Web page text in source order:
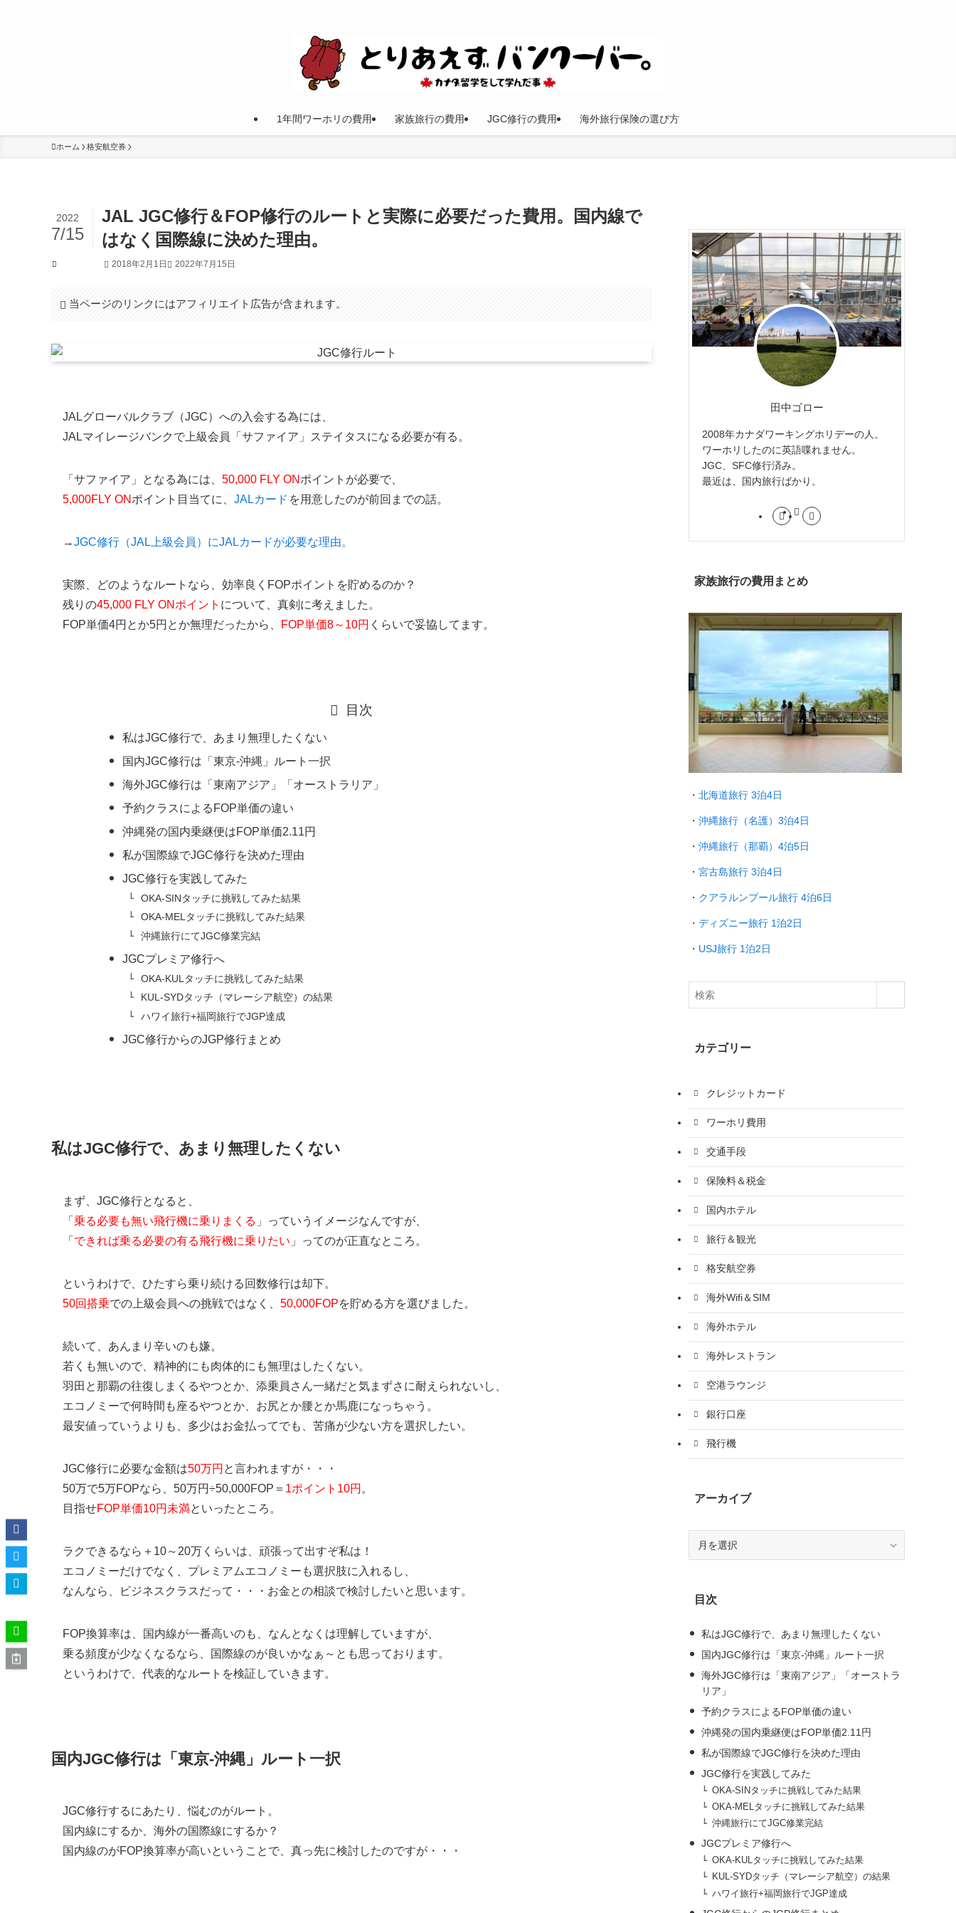
1年間ワーホリの費用 家族旅行の費用 JGC修行の費用 海外旅行保険の選び方
ホーム 格安航空券
JAL JGC修行＆FOP修行のルートと実際に必要だった費用。国内線で
はなく国際線に決めた理由。
2022
7/15
2018年2月1日 2022年7月15日
当ページのリンクにはアフィリエイト広告が含まれます。
JALグローバルクラブ（JGC）への入会する為には、
JALマイレージバンクで上級会員「サファイア」ステイタスになる必要が有る。
「サファイア」となる為には、 50,000 FLY ON ポイントが必要で、
5,000FLY ON ポイント目当てに、 JALカード を用意したのが前回までの話。
→JGC修行（JAL上級会員）にJALカードが必要な理由。
実際、どのようなルートなら、効率良くFOPポイントを貯めるのか？
残りの45,000 FLY ONポイント について、真剣に考えました。
FOP単価4円とか5円とか無理だったから、
FOP単価8～10円 くらいで妥協してます。
目次
私はJGC修行で、あまり無理したくない
国内JGC修行は「東京-沖縄」ルート一択
海外JGC修行は「東南アジア」「オーストラリア」
予約クラスによるFOP単価の違い
沖縄発の国内乗継便はFOP単価2.11円
私が国際線でJGC修行を決めた理由
JGC修行を実践してみた
OKA-SINタッチに挑戦してみた結果
OKA-MELタッチに挑戦してみた結果
沖縄旅行にてJGC修業完結
JGCプレミア修行へ
OKA-KULタッチに挑戦してみた結果
KUL-SYDタッチ（マレーシア航空）の結果
ハワイ旅行+福岡旅行でJGP達成
JGC修行からのJGP修行まとめ
私はJGC修行で、あまり無理したくない
まず、JGC修行となると、
「 乗る必要も無い飛行機に乗りまくる 」っていうイメージなんですが、
「 できれば乗る必要の有る飛行機に乗りたい 」ってのが正直なところ。
というわけで、ひたすら乗り続ける回数修行は却下。
50回搭乗での上級会員への挑戦ではなく、 50,000FOPを貯める方を選びました。
続いて、あんまり辛いのも嫌。
若くも無いので、精神的にも肉体的にも無理はしたくない。
羽田と那覇の往復しまくるやつとか、添乗員さん一緒だと気まずさに耐えられないし、
エコノミーで何時間も座るやつとか、お尻とか腰とか馬鹿になっちゃう。
最安値っていうよりも、多少はお金払ってでも、苦痛が少ない方を選択したい。
JGC修行に必要な金額は50万円 と言われますが・・・
50万で5万FOPなら、50万円÷50,000FOP＝ 1ポイント10円 。
目指せFOP単価10円未満といったところ。
ラクできるなら＋10～20万くらいは、頑張って出すぞ私は！
エコノミーだけでなく、プレミアムエコノミーも選択肢に入れるし、
なんなら、ビジネスクラスだって・・・お金との相談で検討したいと思います。
FOP換算率は、国内線が一番高いのも、なんとなくは理解していますが、
乗る頻度が少なくなるなら、国際線のが良いかなぁ～とも思っております。
というわけで、代表的なルートを検証していきます。
国内JGC修行は「東京-沖縄」ルート一択
JGC修行するにあたり、悩むのがルート。
国内線にするか、海外の国際線にするか？
国内線のがFOP換算率が高いということで、真っ先に検討したのですが・・・
田中ゴロー
2008年カナダワーキングホリデーの人。
ワーホリしたのに英語喋れません。
JGC、SFC修行済み。
最近は、国内旅行ばかり。
家族旅行の費用まとめ
・ 北海道旅行 3泊4日
・ 沖縄旅行（名護）3泊4日
・ 沖縄旅行（那覇）4泊5日
・ 宮古島旅行 3泊4日
・ クアラルンプール旅行 4泊6日
・ ディズニー旅行 1泊2日
・ USJ旅行 1泊2日
カテゴリー
クレジットカード
ワーホリ費用
交通手段
保険料＆税金
国内ホテル
旅行＆観光
格安航空券
海外Wifi＆SIM
海外ホテル
海外レストラン
空港ラウンジ
銀行口座
飛行機
アーカイブ
ブ目次
私はJGC修行で、あまり無理したくない
国内JGC修行は「東京-沖縄」ルート一択
海外JGC修行は「東南アジア」「オーストラ
リア」
予約クラスによるFOP単価の違い
沖縄発の国内乗継便はFOP単価2.11円
私が国際線でJGC修行を決めた理由
JGC修行を実践してみた
OKA-SINタッチに挑戦してみた結果
OKA-MELタッチに挑戦してみた結果
沖縄旅行にてJGC修業完結
JGCプレミア修行へ
OKA-KULタッチに挑戦してみた結果
KUL-SYDタッチ（マレーシア航空）の結果
ハワイ旅行+福岡旅行でJGP達成